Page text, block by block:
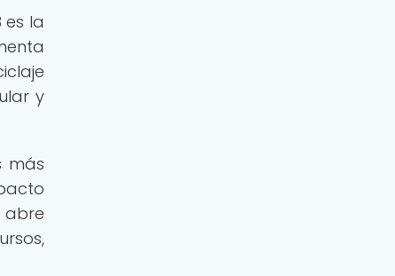
la
y
más
abre